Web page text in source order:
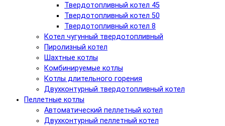
Твердотопливный котел 45
Твердотопливный котел 50
Твердотопливный котел 8
Котел чугунный твердотопливный
Пиролизный котел
Шахтные котлы
Комбинируемые котлы
Котлы длительного горения
Двухконтурный твердотопливный котел
Пеллетные котлы
Автоматический пеллетный котел
Двухконтурный пеллетный котел